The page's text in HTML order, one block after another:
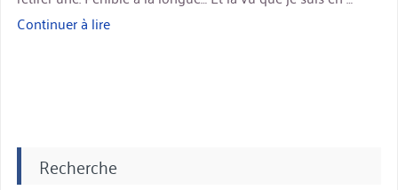
Continuer à lire« Vignettes
Recherche